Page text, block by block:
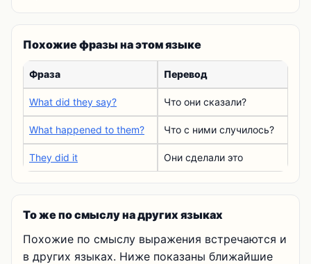
Похожие фразы на этом языке
Фраза Перевод
What did they say? Что они сказали?
What happened to them? Что с ними случилось?
They did it Они сделали это
То же по смыслу на других языках
Похожие по смыслу выражения встречаются и
в других языках. Ниже показаны ближайшие